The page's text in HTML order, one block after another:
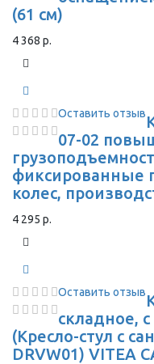
(61 см)
4 368 р.
Оставить отзыв
07-02
фиксированные
колес,
4 295 р.
Оставить отзыв
складное,
(Кресло-стул с
DRVW01) VITEA